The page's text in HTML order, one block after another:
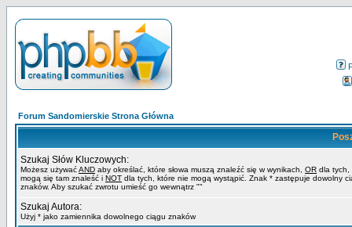
Forum Sandomierskie Strona Główna
Szukaj Słów Kluczowych:
Możesz używaćAND aby określać, które słowa muszą znaleźć się w wynikach, OR dla tych,
mogą się tam znaleść i NOT dla tych, które nie mogą wystąpić. Znak * zastępuje dowolny
znaków. Aby szukać zwrotu umieść go wewnątrz ""
Szukaj Autora:
Użyj * jako zamiennika dowolnego ciągu znaków